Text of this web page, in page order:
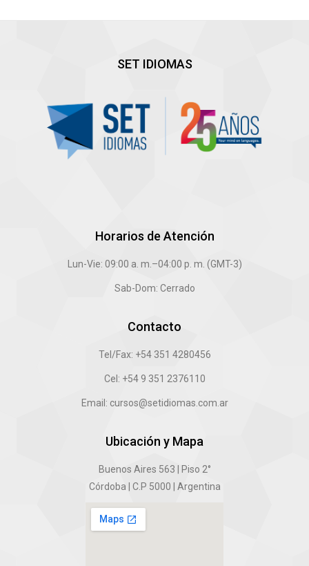
SET IDIOMAS
Horarios de Atención
Lun-Vie: 09:00 a. m.–04:00 p. m. (GMT-3)
Sab-Dom: Cerrado
Contacto
Tel/Fax: +54 351 4280456
Cel: +54 9 351 2376110
Email: cursos@setidiomas.com.ar
Ubicación y Mapa
Buenos Aires 563 | Piso 2°
Córdoba | C.P 5000 | Argentina